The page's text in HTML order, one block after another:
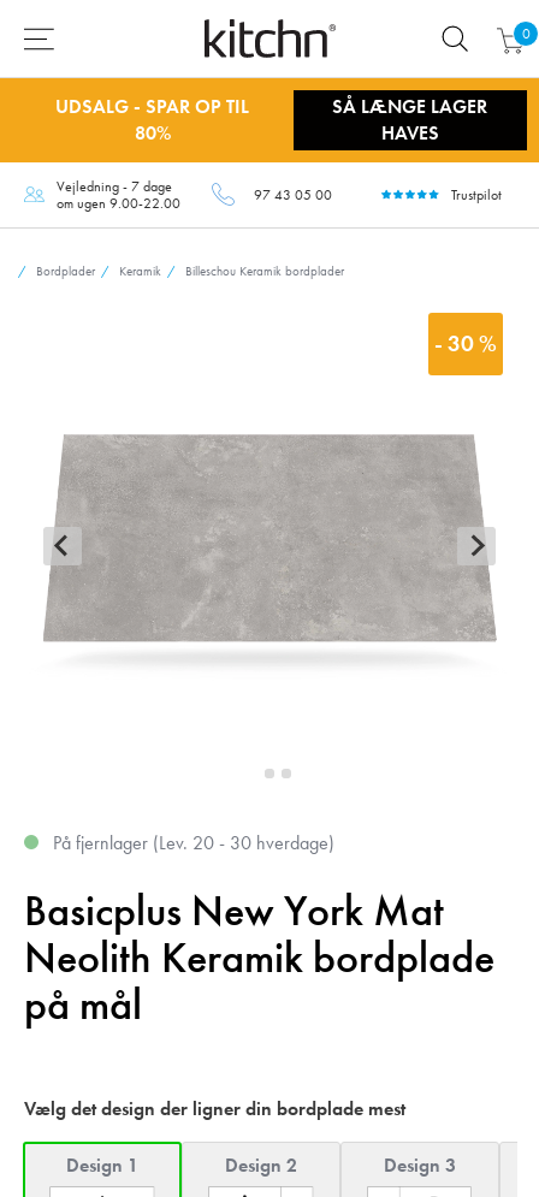
0
UDSALG - SPAR OP TIL
80%
SÅ LÆNGE LAGER
HAVES
Vejledning - 7 dage
om ugen 9.00-22.00
97 43 05 00 Trustpilot
Bordplader Keramik Billeschou Keramik bordplader
- 30 %
På fjernlager (Lev. 20 - 30 hverdage)
Basicplus New York Mat
Neolith Keramik bordplade
på mål
Vælg det design der ligner din bordplade mest
Design 1 Design 2 Design 3